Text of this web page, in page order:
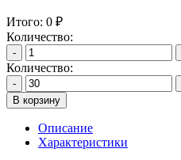
Итого: 0 ₽
Количество:
-
Количество:
-
В корзину
Описание
Характеристики